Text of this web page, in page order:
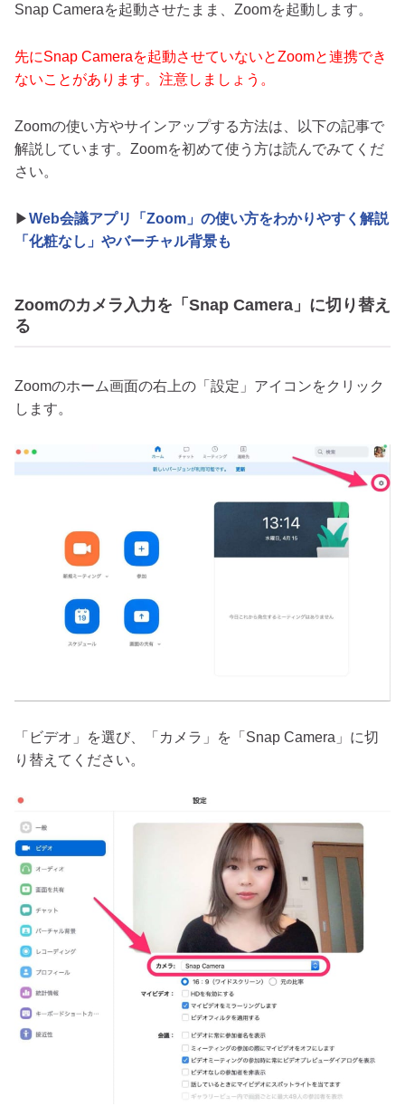
Snap Cameraを起動させたまま、Zoomを起動します。
先にSnap Cameraを起動させていないとZoomと連携でき
ないことがあります。注意しましょう。
Zoomの使い方やサインアップする方法は、以下の記事で
解説しています。Zoomを初めて使う方は読んでみてくだ
さい。
▶Web会議アプリ「Zoom」の使い方をわかりやすく解説
「化粧なし」やバーチャル背景も
Zoomのカメラ入力を「Snap Camera」に切り替え
る
Zoomのホーム画面の右上の「設定」アイコンをクリック
します。
「ビデオ」を選び、「カメラ」を「Snap Camera」に切
り替えてください。